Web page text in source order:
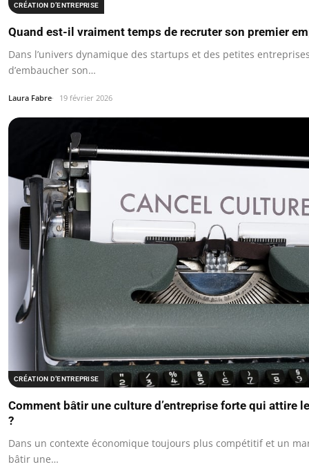
CRÉATION D’ENTREPRISE
Quand est-il vraiment temps de recruter son premier
Dans l’univers dynamique des startups et des petites
d’embaucher son…
Laura Fabre 19 février 2026
CRÉATION D’ENTREPRISE
Comment bâtir une culture d’entreprise forte qui attire
?
Dans un contexte économique toujours plus compétitif et un
bâtir une…